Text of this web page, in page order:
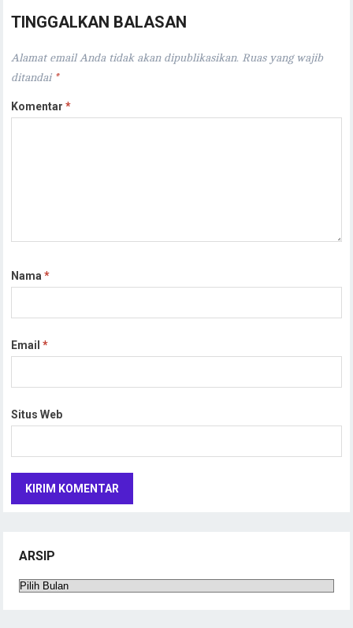
TINGGALKAN BALASAN
Alamat email Anda tidak akan dipublikasikan. Ruas yang wajib
ditandai *
Komentar*
Nama*
Email*
Situs Web
ARSIP
Arsip